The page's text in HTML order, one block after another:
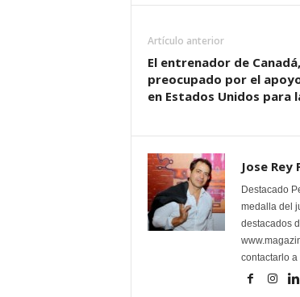
Artículo anterior
El entrenador de
preocupado por el
en Estados Unidos para
Jose Rey
Destacado
medalla del
destacados
contactarlo